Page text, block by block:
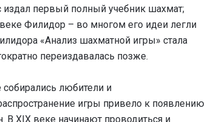
издал первый полный учебник шахмат;
Филидор – во многом его идеи легли
«Анализ шахматной игры» стала
переиздавалась позже.
собирались любители и
игры привело к появлению
В XIX веке начинают проводиться и